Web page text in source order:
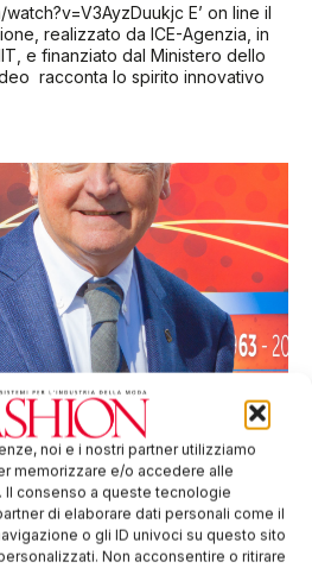
noi e i nostri partner utilizziamo
memorizzare e/o accedere alle
consenso a queste tecnologie
di elaborare dati personali come il
o gli ID univoci su questo sito
Non acconsentire o ritirare
E’ on line il
realizzato da ICE-Agenzia, in
e finanziato dal Ministero dello
racconta lo spirito innovativo
past president di ACIMIT,
di Federmacchine
di FEDERMACCHINE, riunitasi
Salmoiraghi, past-president di
italiani macchine tessili) è
federazione dei costruttori